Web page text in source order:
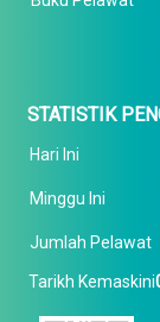
STATISTIK
Hari Ini
Minggu Ini
Jumlah Pelawat
Tarikh Kemaskini